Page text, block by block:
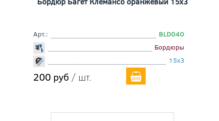
Арт.:
BLD040
Бордюры
15x3
200 руб / шт.